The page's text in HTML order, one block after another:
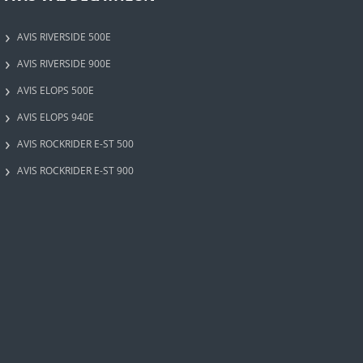
AVIS RIVERSIDE 500E
AVIS RIVERSIDE 900E
AVIS ELOPS 500E
AVIS ELOPS 940E
AVIS ROCKRIDER E-ST 500
AVIS ROCKRIDER E-ST 900